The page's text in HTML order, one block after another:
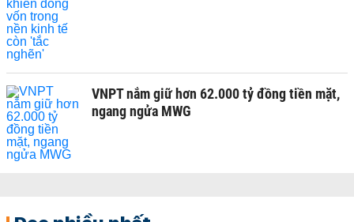
VNPT nắm giữ hơn 62.000 tỷ đồng tiền mặt,
ngang ngửa MWG